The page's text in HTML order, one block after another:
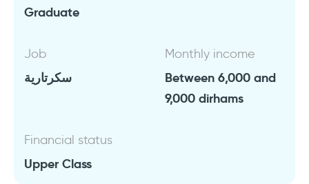
Graduate
Job
سكرتارية
Monthly income
Between 6,000 and
9,000 dirhams
Financial status
Upper Class